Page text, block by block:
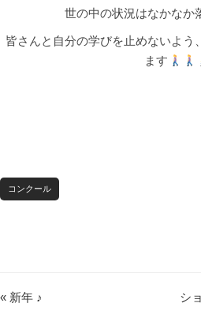
世の中の状況はなかなか
皆さんと自分の学びを止めないよう
ます
コンクール
« 新年 ♪
シ